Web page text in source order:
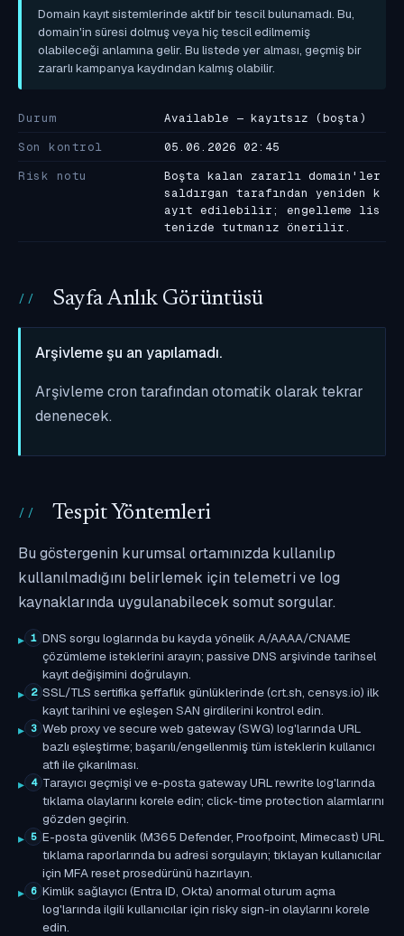
Domain kayıt sistemlerinde aktif bir tescil bulunamadı. Bu,
domain'in süresi dolmuş veya hiç tescil edilmemiş
olabileceği anlamına gelir. Bu listede yer alması, geçmiş bir
zararlı kampanya kaydından kalmış olabilir.
Durum
Available — kayıtsız (boşta)
Son kontrol
05.06.2026 02:45
Risk notu
Boşta kalan zararlı domain'ler
saldırgan tarafından yeniden k
ayıt edilebilir; engelleme lis
tenizde tutmanız önerilir.
Sayfa Anlık Görüntüsü
Arşivleme şu an yapılamadı.
Arşivleme cron tarafından otomatik olarak tekrar
denenecek.
Tespit Yöntemleri
Bu göstergenin kurumsal ortamınızda kullanılıp
kullanılmadığını belirlemek için telemetri ve log
kaynaklarında uygulanabilecek somut sorgular.
1 DNS sorgu loglarında bu kayda yönelik A/AAAA/CNAME
çözümleme isteklerini arayın; passive DNS arşivinde tarihsel
kayıt değişimini doğrulayın.
2 SSL/TLS sertifika şeffaflık günlüklerinde (crt.sh, censys.io) ilk
kayıt tarihini ve eşleşen SAN girdilerini kontrol edin.
3 Web proxy ve secure web gateway (SWG) log'larında URL
bazlı eşleştirme; başarılı/engellenmiş tüm isteklerin kullanıcı
atfı ile çıkarılması.
4 Tarayıcı geçmişi ve e-posta gateway URL rewrite log'larında
tıklama olaylarını korele edin; click-time protection alarmlarını
gözden geçirin.
5 E-posta güvenlik (M365 Defender, Proofpoint, Mimecast) URL
tıklama raporlarında bu adresi sorgulayın; tıklayan kullanıcılar
için MFA reset prosedürünü hazırlayın.
6 Kimlik sağlayıcı (Entra ID, Okta) anormal oturum açma
log'larında ilgili kullanıcılar için risky sign-in olaylarını korele
edin.